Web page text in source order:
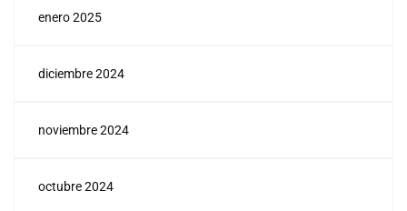
enero 2025
diciembre 2024
noviembre 2024
octubre 2024